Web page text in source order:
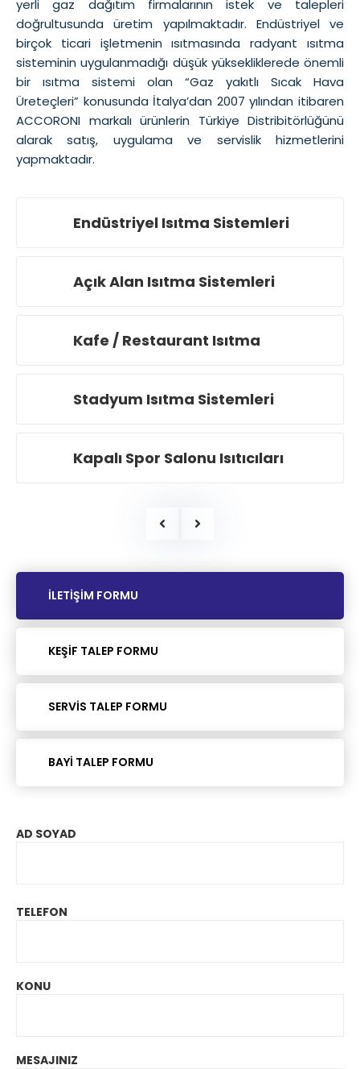
yerli gaz dağıtım firmalarının istek ve talepleri
doğrultusunda üretim yapılmaktadır. Endüstriyel ve
birçok ticari işletmenin ısıtmasında radyant ısıtma
sisteminin uygulanmadığı düşük yüksekliklerede önemli
bir ısıtma sistemi olan “Gaz yakıtlı Sıcak Hava
Üreteçleri” konusunda İtalya’dan 2007 yılından itibaren
ACCORONI markalı ürünlerin Türkiye Distribitörlüğünü
alarak satış, uygulama ve servislik hizmetlerini
yapmaktadır.
Diğer Kapalı Mekanlar
Altyapı Gaz Hizmetleri
İç Tesisat Hizmetleri
Endüstriyel Isıtma Sistemleri
Açık Alan Isıtma Sistemleri
Kafe / Restaurant Isıtma
Stadyum Isıtma Sistemleri
Kapalı Spor Salonu Isıtıcıları
LPG-CNG-LNG Tank Hizmetleri
Diğer Kapalı Mekanlar
Altyapı Gaz Hizmetleri
İLETİŞİM FORMU
KEŞİF TALEP FORMU
SERVİS TALEP FORMU
BAYİ TALEP FORMU
AD SOYAD
TELEFON
KONU
MESAJINIZ